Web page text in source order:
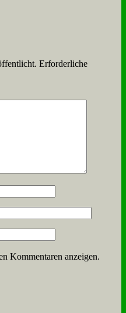
Erforderliche
Kommentaren anzeigen.